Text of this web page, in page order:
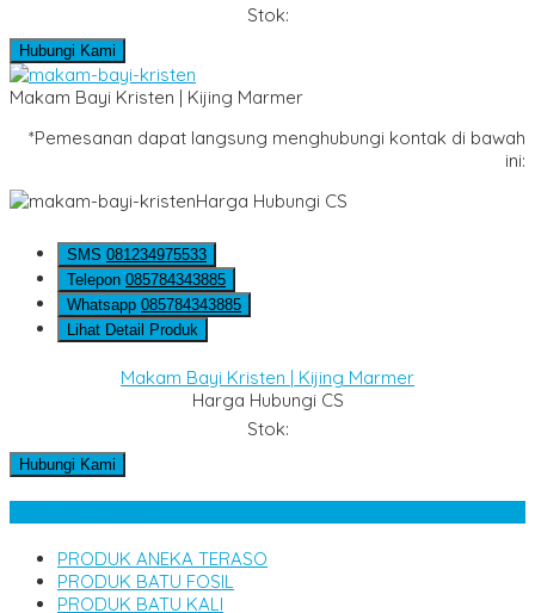
Stok:
Hubungi Kami
Makam Bayi Kristen | Kijing Marmer
*Pemesanan dapat langsung menghubungi kontak di bawah
ini:
Harga Hubungi CS
SMS 081234975533
Telepon 085784343885
Whatsapp 085784343885
Lihat Detail Produk
Makam Bayi Kristen | Kijing Marmer
Harga Hubungi CS
Stok:
Hubungi Kami
PRODUK ANEKA TERASO
PRODUK BATU FOSIL
PRODUK BATU KALI